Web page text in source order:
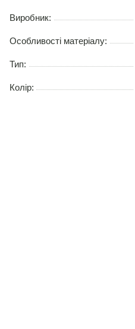
Виробник:
Особливості матеріалу:
Тип:
Колір: